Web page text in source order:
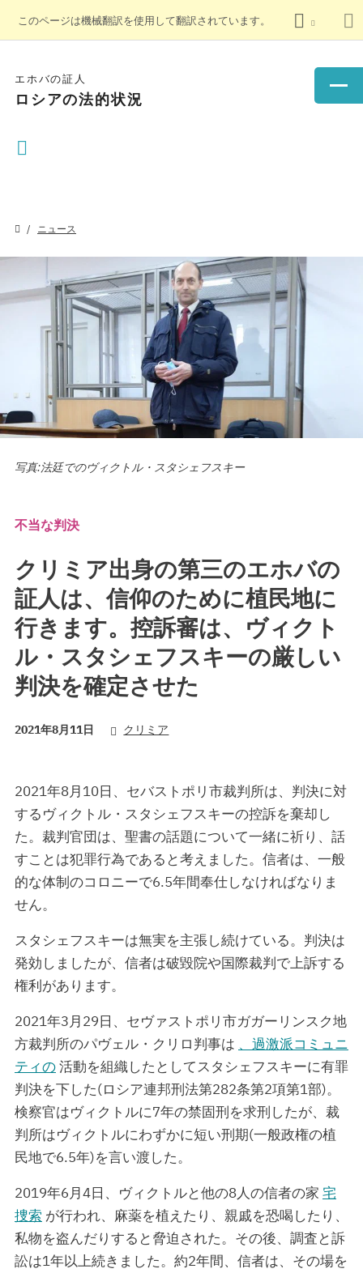
このページは機械翻訳を使用して翻訳されています。
エホバの証人
ロシアの法的状況
ニュース
写真:法廷でのヴィクトル・スタシェフスキー
不当な判決
クリミア出身の第三のエホバの
証人は、信仰のために植民地に
行きます。控訴審は、ヴィクト
ル・スタシェフスキーの厳しい
判決を確定させた
2021年8月11日 クリミア
2021年8月10日、セバストポリ市裁判所は、判決に対
するヴィクトル・スタシェフスキーの控訴を棄却し
た。裁判官団は、聖書の話題について一緒に祈り、話
すことは犯罪行為であると考えました。信者は、一般
的な体制のコロニーで6.5年間奉仕しなければなりま
せん。
スタシェフスキーは無実を主張し続けている。判決は
発効しましたが、信者は破毀院や国際裁判で上訴する
権利があります。
2021年3月29日、セヴァストポリ市ガガーリンスク地
方裁判所のパヴェル・クリロ判事は 、過激派コミュニ
ティの活動を組織したとしてスタシェフスキーに有罪
判決を下した(ロシア連邦刑法第282条第2項第1部)。
検察官はヴィクトルに7年の禁固刑を求刑したが、裁
判所はヴィクトルにわずかに短い刑期(一般政権の植
民地で6.5年)を言い渡した。
2019年6月4日、ヴィクトルと他の8人の信者の家 宅
捜索 が行われ、麻薬を植えたり、親戚を恐喝したり、
私物を盗んだりすると脅迫された。その後、調査と訴
訟は1年以上続きました。約2年間、信者は、その場を